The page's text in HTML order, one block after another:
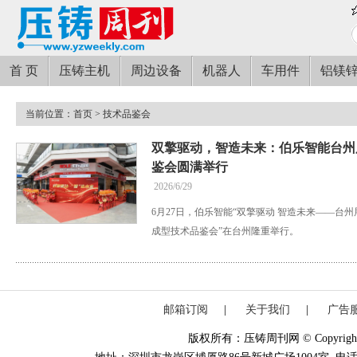
首 页 压铸主机 周边设备 机器人 车用件 铝镁
当前位置： 首页 > 技术品鉴会
双擎驱动，智造未来：伯乐智能台
鉴会圆满举行
2026/6/29
6月27日，伯乐智能“双擎驱动 智造未来——台州
成型技术品鉴会”在台州隆重举行。
邮箱订阅 关于我们 广告
版权所有：压铸周刊网 ©